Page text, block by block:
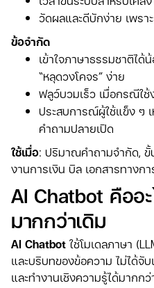
วัดผลและดีบักง่าย เพรา
ข้อจำกัด
เข้าใจภาษาธรรมชาติไ
“หลุดวงโคจร” ง่าย
ฟลูว์บวมเร็ว เมื่อกรณีใช้
ประสบการณ์ผู้ใช้แข็ง ๆ
คำถามปลายเปิด
ใช้เมื่อ: ปริมาณคำถามจำกัด, ขั้
งานการเงิน บิล เอกสารทางกา
AI Chatbot คืออะ
มากกว่าเดิม
AI Chatbot ใช้โมเดลภาษา
และบริบทของข้อความ ไม่ได้จั
และทำงานเชิงความรู้ได้มากกว่